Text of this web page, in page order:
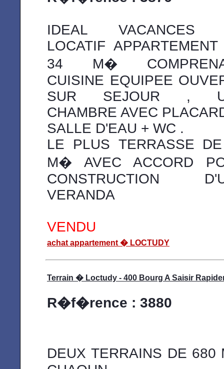
IDEAL VACANCES
LOCATIF
34 M�
CUISINE EQUIPEE
SUR SEJOUR ,
CHAMBRE AVEC
SALLE D'EAU + WC .
LE PLUS TERRASSE
M� AVEC ACCORD
CONSTRUCTION
VERANDA
VENDU
achat appartement � LOCTUDY
Terrain � Loctudy - 400 Bourg A Saisir
R�f�rence : 3880
DEUX TERRAINS DE